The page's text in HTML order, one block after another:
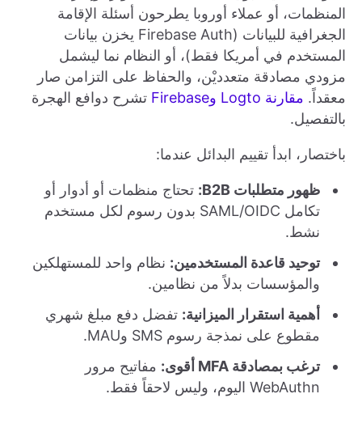
المنظمات، أو عملاء أوروبا يطرحون أسئلة الإقامة
الجغرافية للبيانات (Firebase Auth يخزن بيانات
المستخدم في أمريكا فقط)، أو النظام نما ليشمل
مزودي مصادقة متعدديْن، والحفاظ على التزامن صار
معقداً. مقارنة Logto وFirebase
تشرح دوافع الهجرة
بالتفصيل.
باختصار، ابدأ تقييم البدائل عندما:
ظهور متطلبات B2B:
تحتاج منظمات أو أدوار أو
تكامل SAML/OIDC بدون رسوم لكل مستخدم
نشط.
توحيد قاعدة المستخدمين: نظام واحد للمستهلكين
والمؤسسات بدلاً من نظامين.
أهمية استقرار الميزانية: تفضل دفع مبلغ شهري
مقطوع على نمذجة رسوم SMS وMAU.
ترغب بمصادقة MFA أقوى:
مفاتيح مرور
WebAuthn اليوم، وليس لاحقاً فقط.